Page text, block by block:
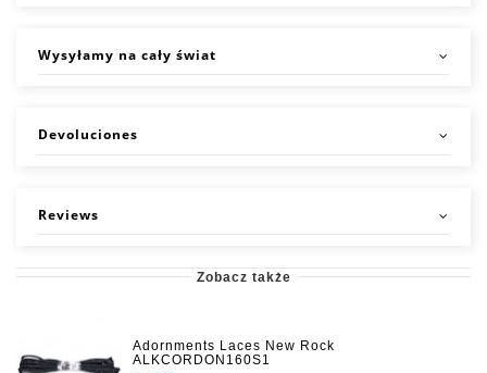
Wysyłamy na cały świat
Devoluciones
Reviews
Zobacz także
Adornments Laces New Rock
ALKCORDON160S1